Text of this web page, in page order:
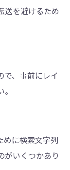
送を避けるため
で、事前にレイ
めに検索文字列
がいくつかあり